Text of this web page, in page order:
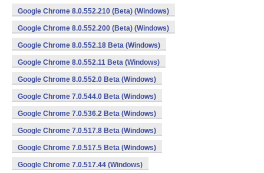
Google Chrome 8.0.552.210 (Beta) (Windows)
Google Chrome 8.0.552.200 (Beta) (Windows)
Google Chrome 8.0.552.18 Beta (Windows)
Google Chrome 8.0.552.11 Beta (Windows)
Google Chrome 8.0.552.0 Beta (Windows)
Google Chrome 7.0.544.0 Beta (Windows)
Google Chrome 7.0.536.2 Beta (Windows)
Google Chrome 7.0.517.8 Beta (Windows)
Google Chrome 7.0.517.5 Beta (Windows)
Google Chrome 7.0.517.44 (Windows)